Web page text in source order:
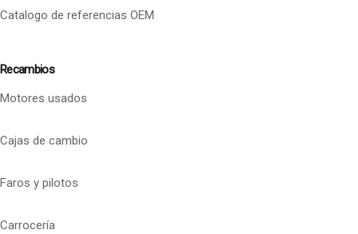
Catalogo de referencias OEM
Recambios
Motores usados
Cajas de cambio
Faros y pilotos
Carrocería